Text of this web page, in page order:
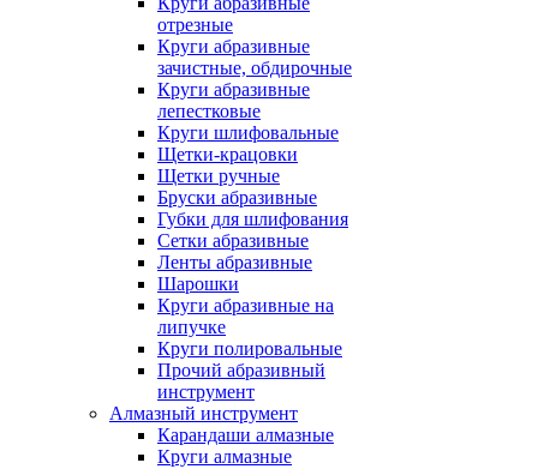
отрезные
Круги абразивные
зачистные, обдирочные
Круги абразивные
лепестковые
Круги шлифовальные
Щетки-крацовки
Щетки ручные
Бруски абразивные
Губки для шлифования
Сетки абразивные
Ленты абразивные
Шарошки
Круги абразивные на
липучке
Круги полировальные
Прочий абразивный
инструмент
Алмазный инструмент
Карандаши алмазные
Круги алмазные